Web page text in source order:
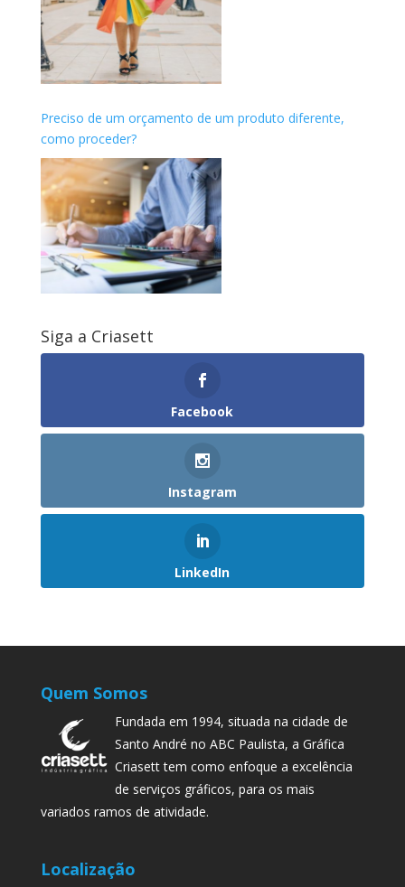
Preciso de um orçamento de um produto diferente,
como proceder?
Siga a Criasett
Facebook
Instagram
LinkedIn
Quem Somos
Fundada em 1994, situada na cidade de
Santo André no ABC Paulista, a Gráfica
Criasett tem como enfoque a excelência
de serviços gráficos, para os mais
variados ramos de atividade.
Localização